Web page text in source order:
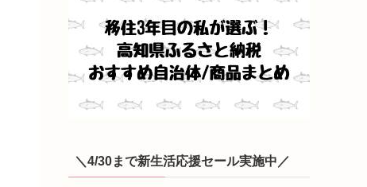
＼4/30まで新生活応援セール実施中／